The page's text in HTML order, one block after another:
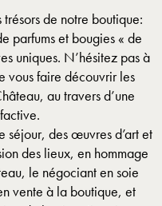
de notre boutique:
parfums et bougies « de
uniques. N’hésitez pas à
vous faire découvrir les
au travers d’une
séjour, des œuvres d’art et
des lieux, en hommage
le négociant en soie
vente à la boutique, et